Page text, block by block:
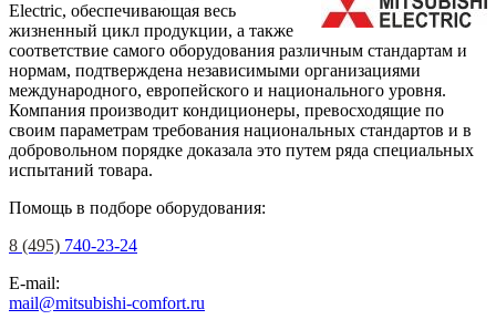
Electric, обеспечивающая весь
жизненный цикл продукции, а также
соответствие самого оборудования различным стандартам и
нормам, подтверждена независимыми организациями
международного, европейского и национального уровня.
Компания производит кондиционеры, превосходящие по
своим параметрам требования национальных стандартов и в
добровольном порядке доказала это путем ряда специальных
испытаний товара.
Помощь в подборе оборудования:
8 (495) 740-23-24
E-mail:
mail@mitsubishi-comfort.ru